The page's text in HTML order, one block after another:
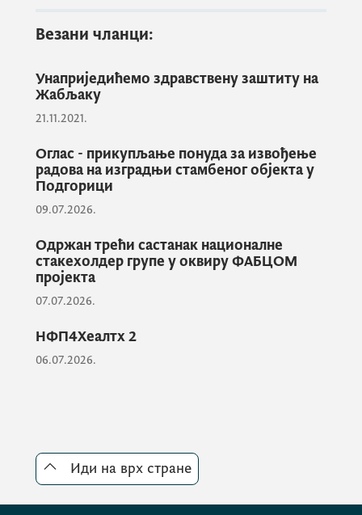
здравственог кадра али и процедура које је
терцијарном нивоу здравствене заштите.
На састанку је договорено и да се
унаприједе услови за медицинско особље
које ради у овој здравственој станици.
Министар Шћекић и предсједник Жугић
казали су да ће оним љекарима који буду
радили на овом подручју бити
подстицај да свој радни ангажман
дугорочно обављају у овој сјеверној
организациона је цјелина дома здравља
Пљевља.
Везани чланци:
Унаприједићемо здравствену заштиту на
Жабљаку
21.11.2021.
Оглас - прикупљање понуда за извођење
радова на изградњи стамбеног објекта у
Подгорици
09.07.2026.
Одржан трећи састанак националне
стакехолдер групе у оквиру ФАБЦОМ
пројекта
07.07.2026.
НФП4Хеалтх 2
06.07.2026.
Иди на врх стране